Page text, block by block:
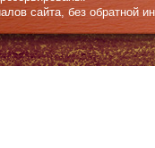
сайта, без обратной